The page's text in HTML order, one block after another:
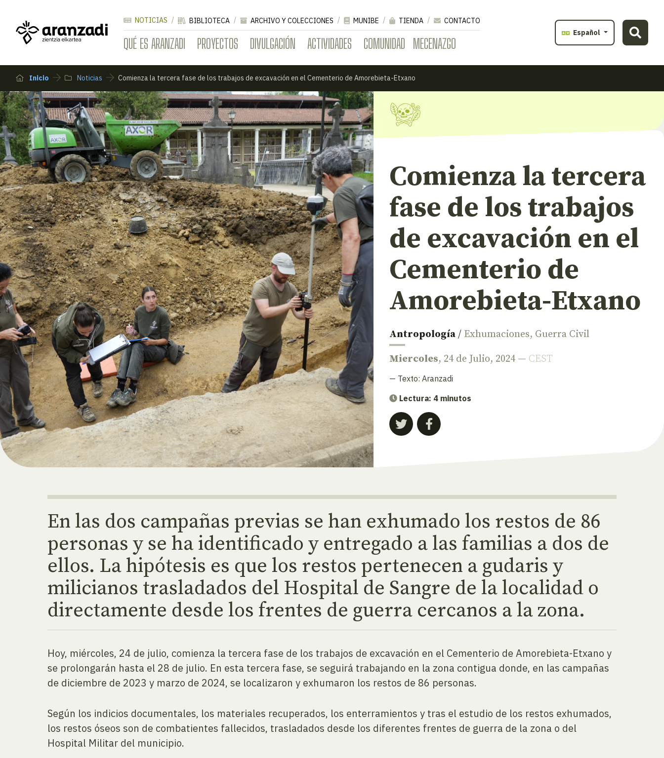
QUÉ ES ARANZADI PROYECTOS DIVULGACIÓN ACTIVIDADES COMUNIDAD MECENAZGO
NOTICIAS BIBLIOTECA ARCHIVO Y COLECCIONES MUNIBE TIENDA
CONTACTO
Español
Inicio Noticias Comienza la tercera fase de los trabajos de excavación en el Cementerio de Amorebieta-Etxano
Comienza la tercera
fase de los trabajos
de excavación en el
Cementerio de
Amorebieta-Etxano
Antropología / Exhumaciones, Guerra Civil
Miercoles, 24 de Julio, 2024 — CEST
— Texto: Aranzadi
Lectura: 4 minutos
En las dos campañas previas se han exhumado los restos de 86
personas y se ha identificado y entregado a las familias a dos de
ellos. La hipótesis es que los restos pertenecen a gudaris y
milicianos trasladados del Hospital de Sangre de la localidad o
directamente desde los frentes de guerra cercanos a la zona.
Hoy, miércoles, 24 de julio, comienza la tercera fase de los trabajos de excavación en el Cementerio de Amorebieta-Etxano y
se prolongarán hasta el 28 de julio. En esta tercera fase, se seguirá trabajando en la zona contigua donde, en las campañas
de diciembre de 2023 y marzo de 2024, se localizaron y exhumaron los restos de 86 personas.
Según los indicios documentales, los materiales recuperados, los enterramientos y tras el estudio de los restos exhumados,
los restos óseos son de combatientes fallecidos, trasladados desde los diferentes frentes de guerra de la zona o del
Hospital Militar del municipio.